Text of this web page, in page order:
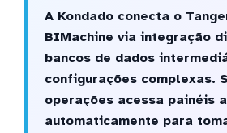
A Kondado conecta o
BIMachine via integração
bancos de dados
configurações complexas.
operações acessa painéis
automaticamente para